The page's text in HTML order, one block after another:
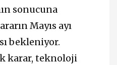
sonucuna
Mayıs ayı
bekleniyor.
karar, teknoloji